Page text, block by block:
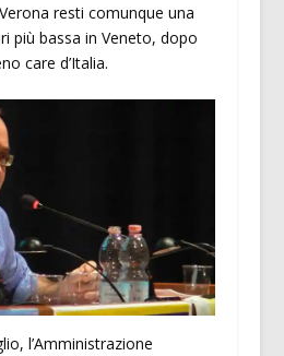
resti comunque una
più bassa in Veneto, dopo
care d’Italia.
l’Amministrazione